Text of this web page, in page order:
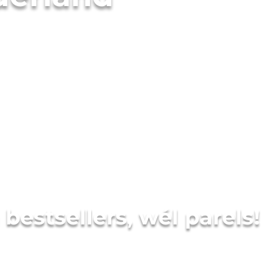
bestsellers, wél parels!